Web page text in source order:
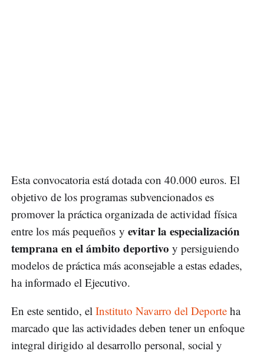
Esta convocatoria está dotada con 40.000 euros. El
objetivo de los programas subvencionados es
promover la práctica organizada de actividad física
entre los más pequeños y evitar la especialización
temprana en el ámbito deportivo y persiguiendo
modelos de práctica más aconsejable a estas edades,
ha informado el Ejecutivo.
En este sentido, el Instituto Navarro del Deporte ha
marcado que las actividades deben tener un enfoque
integral dirigido al desarrollo personal, social y